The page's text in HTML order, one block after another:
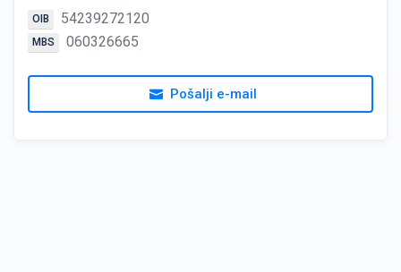
OIB 54239272120
MBS 060326665
Pošalji e-mail